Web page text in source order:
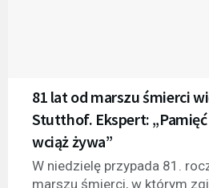
81 lat od marszu śmierci
Stutthof. Ekspert:
wciąż żywa”
W niedzielę przypada 81.
marszu śmierci, w którym